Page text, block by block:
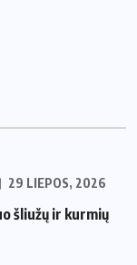
29 LIEPOS, 2026
šliužų ir kurmių